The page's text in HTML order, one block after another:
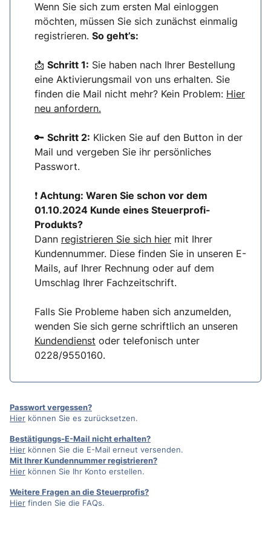
Wenn Sie sich zum ersten Mal einloggen
möchten, müssen Sie sich zunächst einmalig
registrieren. So geht’s:
📩 Schritt 1: Sie haben nach Ihrer Bestellung
eine Aktivierungsmail von uns erhalten. Sie
finden die Mail nicht mehr? Kein Problem: Hier
neu anfordern.
🔑 Schritt 2: Klicken Sie auf den Button in der
Mail und vergeben Sie ihr persönliches
Passwort.
❗ Achtung: Waren Sie schon vor dem
01.10.2024 Kunde eines Steuerprofi-
Produkts?
Dann registrieren Sie sich hier mit Ihrer
Kundennummer. Diese finden Sie in unseren E-
Mails, auf Ihrer Rechnung oder auf dem
Umschlag Ihrer Fachzeitschrift.
Falls Sie Probleme haben sich anzumelden,
wenden Sie sich gerne schriftlich an unseren
Kundendienst oder telefonisch unter
0228/9550160.
Passwort vergessen?
Hier können Sie es zurücksetzen.
Bestätigungs-E-Mail nicht erhalten?
Hier können Sie die E-Mail erneut versenden.
Mit Ihrer Kundennummer registrieren?
Hier können Sie Ihr Konto erstellen.
Weitere Fragen an die Steuerprofis?
Hier finden Sie die FAQs.